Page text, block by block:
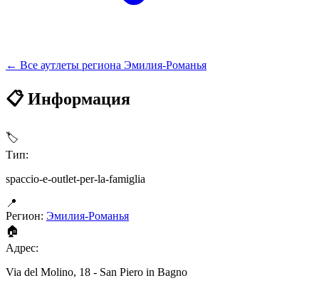
← Все аутлеты региона Эмилия-Романья
📋 Информация
🏷
Тип:
spaccio-e-outlet-per-la-famiglia
📍
Регион: Эмилия-Романья
🏠
Адрес:
Via del Molino, 18 - San Piero in Bagno